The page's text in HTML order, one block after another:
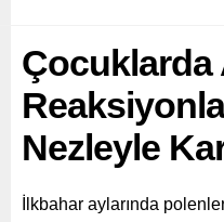
Çocuklarda
Nezleyle
İlkbahar aylarında